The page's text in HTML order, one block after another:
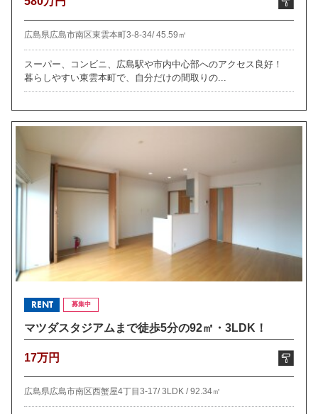
広島県広島市南区東雲本町3-8-34/45.59㎡
スーパー、コンビニ、広島駅や市内中心部へのアクセス良好！
暮らしやすい東雲本町で、自分だけの間取りの...
RENT 募集中
マツダスタジアムまで徒歩5分の92㎡・3LDK！
17万円
広島県広島市南区西蟹屋4丁目3-17/3LDK /92.34㎡